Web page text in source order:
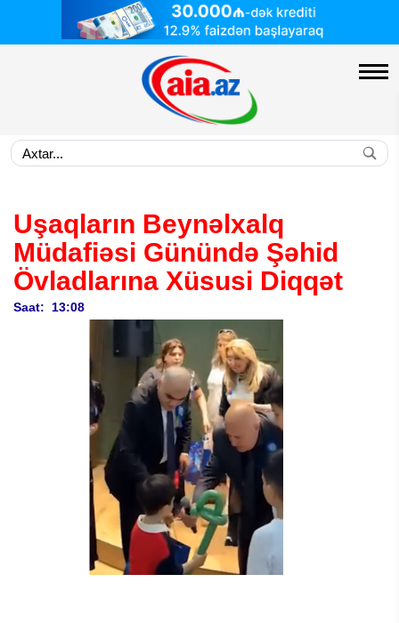
Uşaqların Beynəlxalq
Müdafiəsi Günündə Şəhid
Övladlarına Xüsusi Diqqət
Saat: 13:08